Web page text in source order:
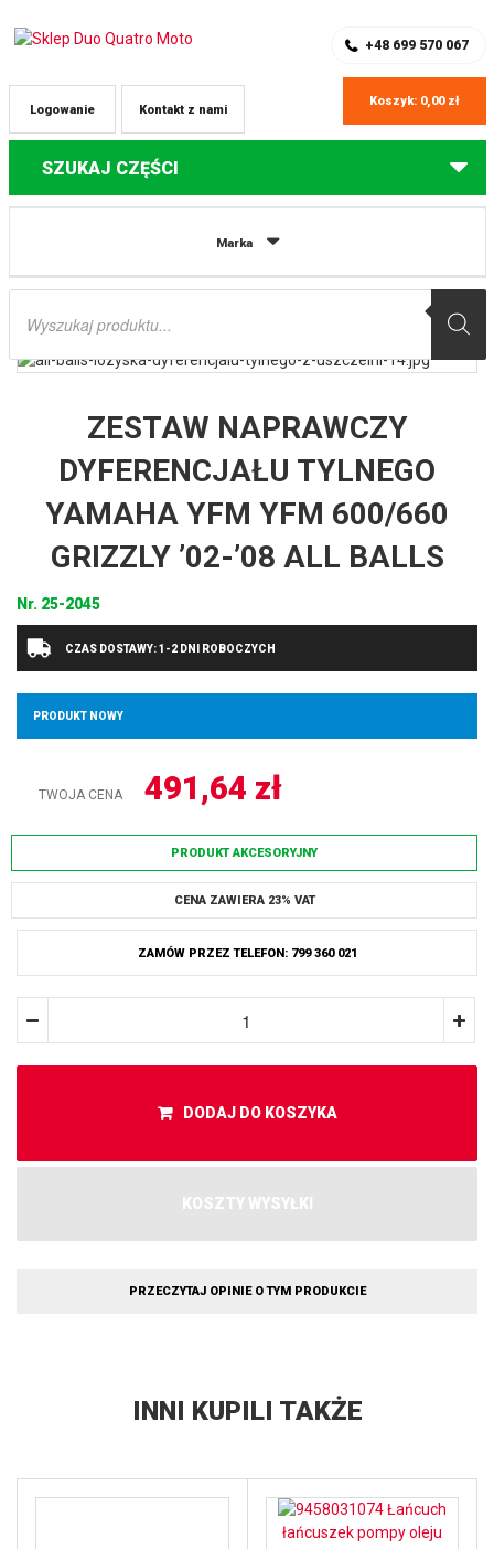
+48 699 570 067
Kontakt z nami
Logowanie
Koszyk: 0,00 zł
SZUKAJ CZĘŚCI
Marka
Wyszukiwarka
Części do quadów Yamaha
BALLS
ZESTAW NAPRAWCZY
DYFERENCJAŁU TYLNEGO
YAMAHA YFM YFM 600/660
GRIZZLY ’02-’08 ALL BALLS
Nr. 25-2045
CZAS DOSTAWY: 1-2 DNI ROBOCZYCH
PRODUKT NOWY
TWOJA CENA 491,64 zł
PRODUKT AKCESORYJNY
CENA ZAWIERA 23% VAT
ZAMÓW PRZEZ TELEFON: 799 360 021
DODAJ DO KOSZYKA
KOSZTY WYSYŁKI
PRZECZYTAJ OPINIE O TYM PRODUKCIE
INNI KUPILI TAKŻE